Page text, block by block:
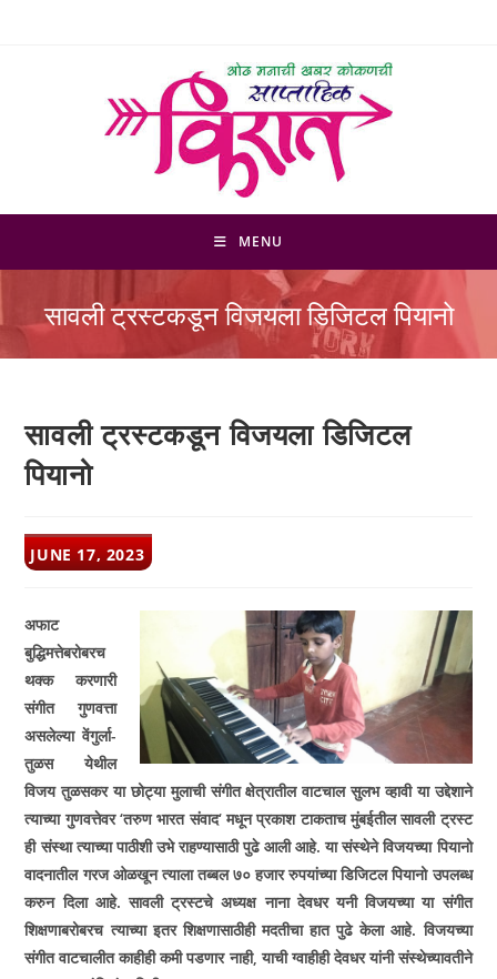
MENU
सावली ट्रस्टकडून विजयला डिजिटल पियानो
सावली ट्रस्टकडून विजयला डिजिटल
पियानो
POST
PUBLISHED:
JUNE 17, 2023
अफाट
बुद्धिमत्तेबरोबरच
थक्क करणारी
संगीत गुणवत्ता
असलेल्या वेंगुर्ला-
तुळस येथील
विजय तुळसकर या छोट्या मुलाची संगीत क्षेत्रातील वाटचाल सुलभ व्हावी या उद्देशाने
त्याच्या गुणवत्तेवर‘तरुण भारत संवाद‘मधून प्रकाश टाकताच मुंबईतील सावली ट्रस्ट
ही संस्था त्याच्या पाठीशी उभे राहण्यासाठी पुढे आली आहे. या संस्थेने विजयच्या पियानो
वादनातील गरज ओळखून त्याला तब्बल ७० हजार रुपयांच्या डिजिटल पियानो उपलब्ध
करुन दिला आहे. सावली ट्रस्टचे अध्यक्ष नाना देवधर यनी विजयच्या या संगीत
शिक्षणाबरोबरच त्याच्या इतर शिक्षणासाठीही मदतीचा हात पुढे केला आहे. विजयच्या
संगीत वाटचालीत काहीही कमी पडणार नाही,याची ग्वाहीही देवधर यांनी संस्थेच्यावतीने